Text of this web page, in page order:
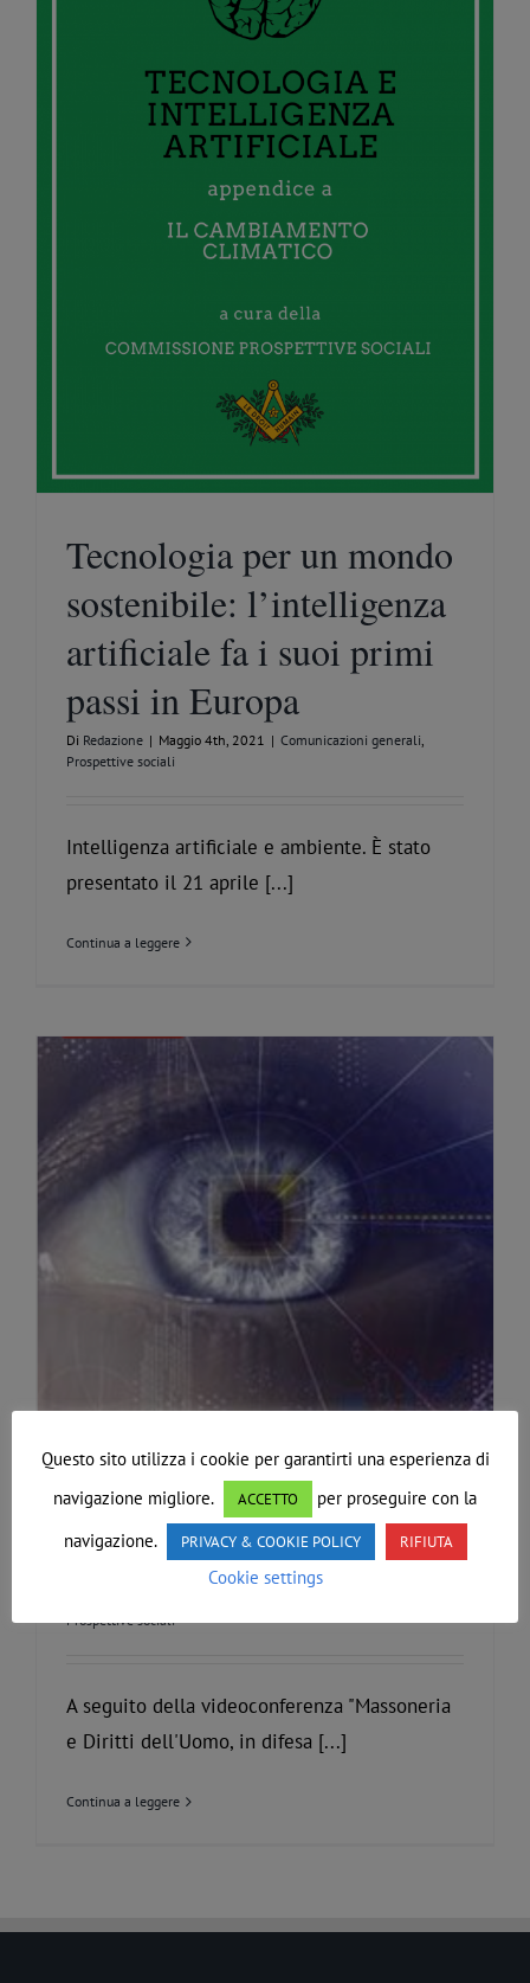
Tecnologia per un mondo
sostenibile: l’intelligenza
artificiale fa i suoi primi
passi in Europa
Di Redazione | Maggio 4th, 2021 | Comunicazioni generali
Prospettive sociali
Intelligenza artificiale e ambiente. È stato
presentato il 21 aprile [...]
Continua a leggere
Massoneria tra diritti e
tecnologia
Prospettive sociali
A seguito della videoconferenza "Massoneria
e Diritti dell'Uomo, in difesa [...]
Continua a leggere
Questo sito utilizza i cookie per garantirti una esperienza di
navigazione migliore.
ACCETTO
per proseguire con la
navigazione.
PRIVACY & COOKIE POLICY RIFIUTA
Cookie settings